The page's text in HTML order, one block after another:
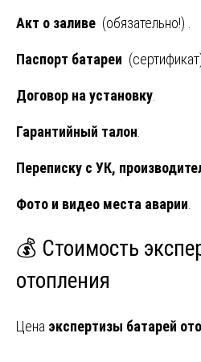
Акт о заливе (обязательно!) .
Паспорт батареи (сертификат)
Договор на установку
Гарантийный талон
Переписку с УК,
Фото и видео места аварии
💰 Стоимость
отопления
Цена экспертизы батарей